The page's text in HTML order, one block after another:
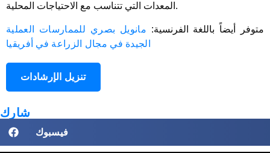
المعدات التي تتناسب مع الاحتياجات المحلية.
متوفر أيضاً باللغة الفرنسية: مانويل بصري للممارسات العملية
الجيدة في مجال الزراعة في أفريقيا
تنزيل الإرشادات
شارك
فيسبوك